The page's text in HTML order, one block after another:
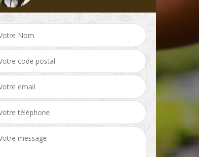
Tonte et réfection de
pelouse 87
Pose de clôture et
grillage 87